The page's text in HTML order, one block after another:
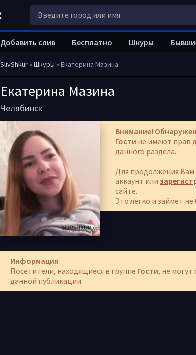
SlivShkur» Шкуры » Екатерина Мазина
Екатерина Мазина
Челябинск
Внимание!
Гости не имеют прав
данного раздела.
Для продолжения
аккаунт или
сайте.
Это легко и займет не
Информация
Посетители, находящиеся в группе Гости, не
данной публикации.
Добавить слив Бесплатно Шкуры